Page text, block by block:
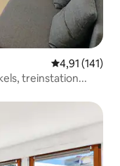
Gemiddelde
4,91 (141)
treinstation...